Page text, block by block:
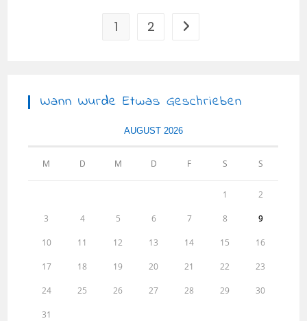
1 2 Zur nächsten Seite
Wann Wurde Etwas Geschrieben
AUGUST 2026
M D M D F S S
1 2
3 4 5 6 7 8 9
10 11 12 13 14 15 16
17 18 19 20 21 22 23
24 25 26 27 28 29 30
31